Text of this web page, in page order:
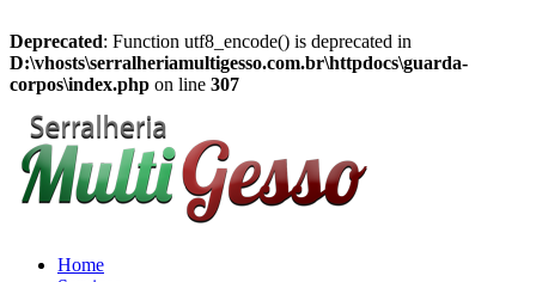
Deprecated: Function utf8_encode() is deprecated in
D:\vhosts\serralheriamultigesso.com.br\httpdocs\guarda-
corpos\index.php on line 307
Home